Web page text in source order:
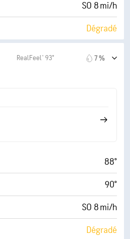
14700 pi
SO 8 mi/h
Dégradé
73° F
70 %
10 mi
14700 pi
RealFeel® 93° 7 %
88°
90°
SO 8 mi/h
Dégradé